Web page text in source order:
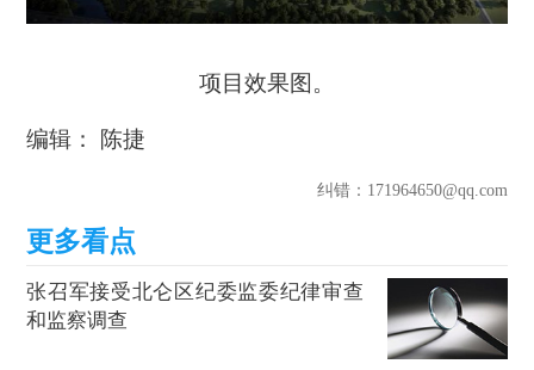
项目效果图。
编辑： 陈捷
纠错：171964650@qq.com
张召军接受北仑区纪委监委纪律审查
和监察调查